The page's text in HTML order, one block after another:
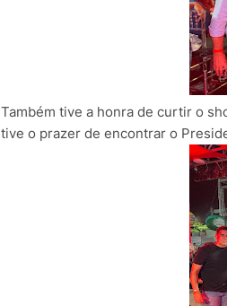
Também tive a honra de curtir o
tive o prazer de encontrar o